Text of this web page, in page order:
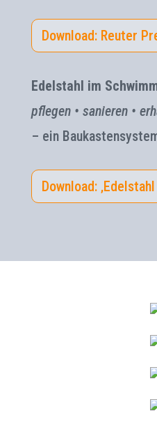
Download: Reuter
Edelstahl im
pflegen • sanieren •
– ein
Download: